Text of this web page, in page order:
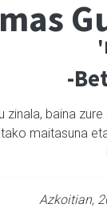
-
zinala, baina
maitasuna
Azkoitian,